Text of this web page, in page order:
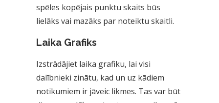
spēles kopējais punktu skaits būs
lielāks vai mazāks par noteiktu skaitli.
Laika Grafiks
Izstrādājiet laika grafiku, lai visi
dalībnieki zinātu, kad un uz kādiem
notikumiem ir jāveic likmes. Tas var būt